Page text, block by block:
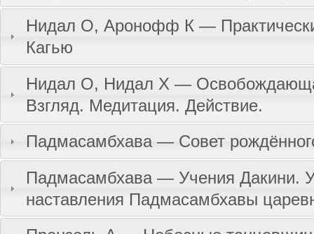
Нидал О, Аронофф К —
Кагью
Нидал О, Нидал Х —
Взгляд. Медитация. Действие.
Падмасамбхава — Совет
Падмасамбхава — Учения Дакини.
наставления Падмасамбхавы